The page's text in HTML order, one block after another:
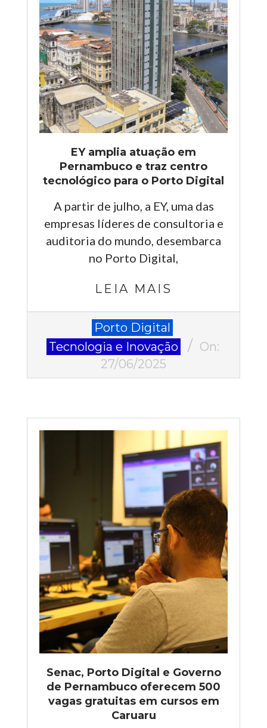
EY amplia atuação em
Pernambuco e traz centro
tecnológico para o Porto Digital
A partir de julho, a EY, uma das
empresas líderes de consultoria e
auditoria do mundo, desembarca
no Porto Digital,
LEIA MAIS
Porto Digital
Tecnologia e Inovação
On:
27/06/2025
Senac, Porto Digital e Governo
de Pernambuco oferecem 500
vagas gratuitas em cursos em
Caruaru